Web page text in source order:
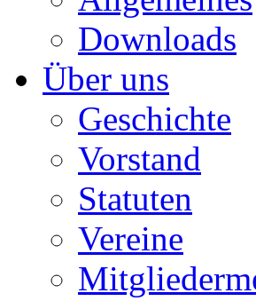
Downloads
Über uns
Geschichte
Vorstand
Statuten
Vereine